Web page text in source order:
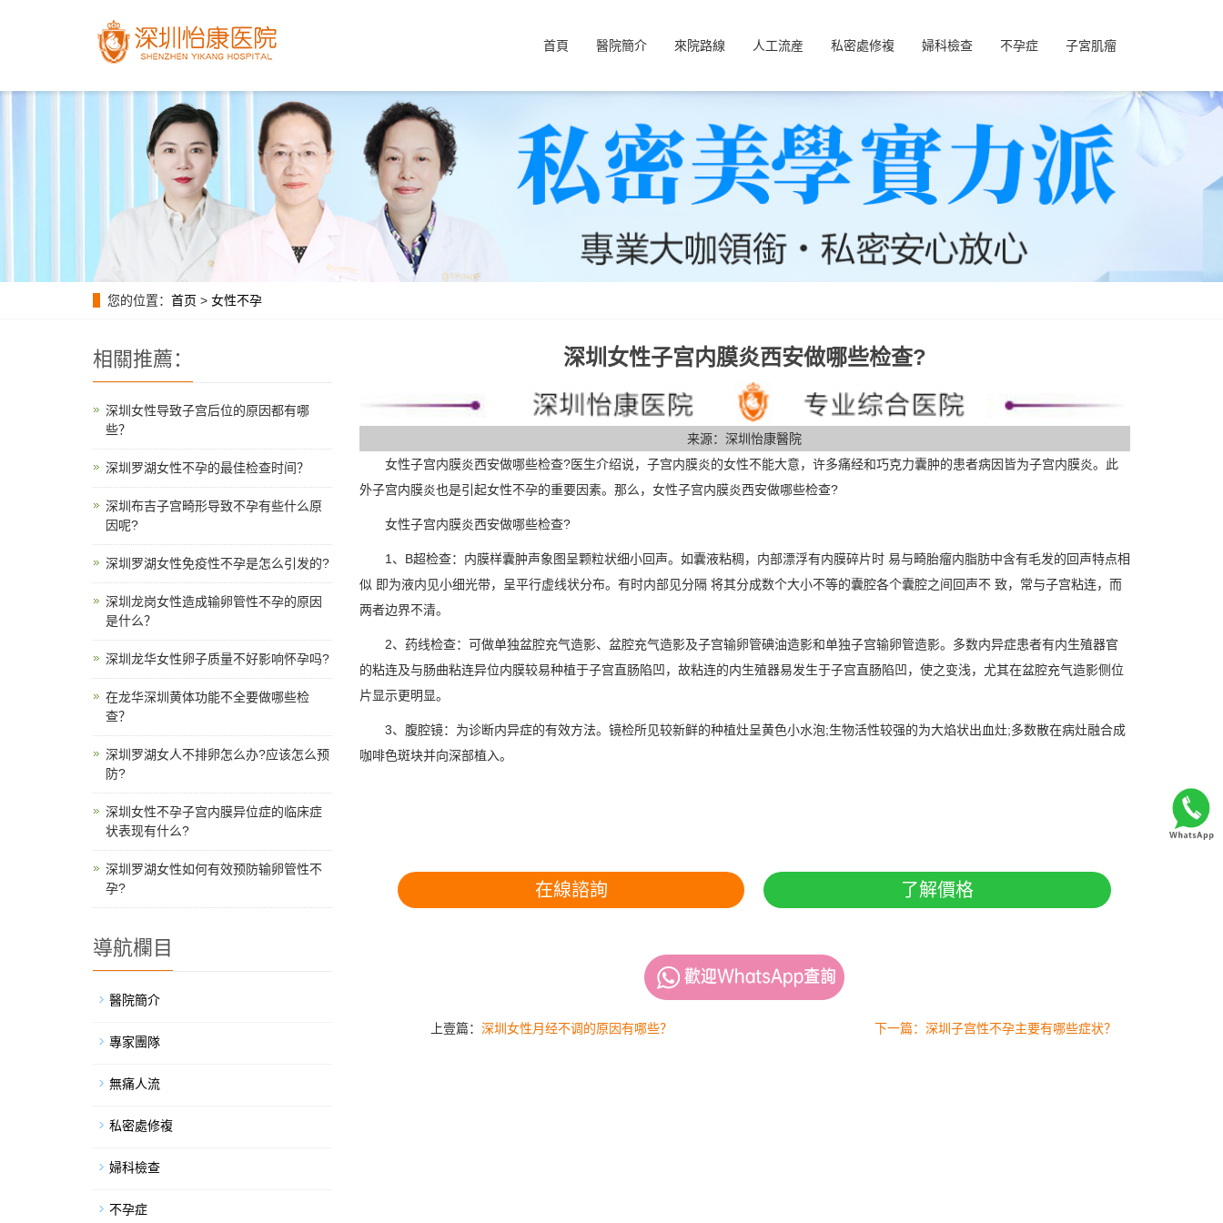
首頁 醫院簡介 來院路線 人工流産 私密處修複 婦科檢查 不孕症 子宮肌瘤
您的位置： 首页 > 女性不孕
深圳女性子宫内膜炎西安做哪些检查?
来源：深圳怡康醫院
女性子宫内膜炎西安做哪些检查?医生介绍说，子宫内膜炎的女性不能大意，许多痛经和巧克力囊肿的患者病因皆为子宫内膜炎。此
外子宫内膜炎也是引起女性不孕的重要因素。那么，女性子宫内膜炎西安做哪些检查?
女性子宫内膜炎西安做哪些检查?
1、B超检查：内膜样囊肿声象图呈颗粒状细小回声。如囊液粘稠，内部漂浮有内膜碎片时 易与畸胎瘤内脂肪中含有毛发的回声特点相
似 即为液内见小细光带，呈平行虚线状分布。有时内部见分隔 将其分成数个大小不等的囊腔各个囊腔之间回声不 致，常与子宫粘连，而
两者边界不清。
2、药线检查：可做单独盆腔充气造影、盆腔充气造影及子宫输卵管碘油造影和单独子宫输卵管造影。多数内异症患者有内生殖器官
的粘连及与肠曲粘连异位内膜较易种植于子宫直肠陷凹，故粘连的内生殖器易发生于子宫直肠陷凹，使之变浅，尤其在盆腔充气造影侧位
片显示更明显。
3、腹腔镜：为诊断内异症的有效方法。镜检所见较新鲜的种植灶呈黄色小水泡;生物活性较强的为大焰状出血灶;多数散在病灶融合成
咖啡色斑块并向深部植入。
在線諮詢 了解價格
上壹篇：深圳女性月经不调的原因有哪些？ 下一篇：深圳子宫性不孕主要有哪些症状？
相關推薦：
深圳女性导致子宫后位的原因都有哪
些？
深圳罗湖女性不孕的最佳检查时间？
深圳布吉子宫畸形导致不孕有些什么原
因呢?
深圳罗湖女性免疫性不孕是怎么引发的?
深圳龙岗女性造成输卵管性不孕的原因
是什么？
深圳龙华女性卵子质量不好影响怀孕吗?
在龙华深圳黄体功能不全要做哪些检
查？
深圳罗湖女人不排卵怎么办?应该怎么预
防?
深圳女性不孕子宫内膜异位症的临床症
状表现有什么?
深圳罗湖女性如何有效预防输卵管性不
孕?
導航欄目
醫院簡介
專家團隊
無痛人流
私密處修複
婦科檢查
不孕症